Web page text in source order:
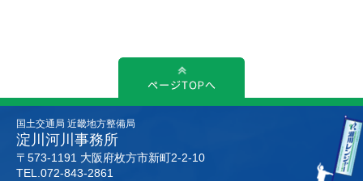
国土交通局 近畿地方整備局
淀川河川事務所
〒573-1191 大阪府枚方市新町2-2-10
TEL.072-843-2861